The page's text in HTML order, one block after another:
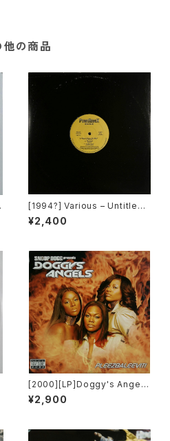
他の商品
[1994?] Various – Untitled
(PM-669)[PoweRemix Rec
ords]
¥2,400
[2000][LP]Doggy's Angels
– Pleezbaleevit! [TVT Rec
ords][2枚組]
¥2,900